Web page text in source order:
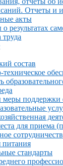
Отчеты и
акты
результатах
состав
меры поддержки
для приема
питания
стандарты